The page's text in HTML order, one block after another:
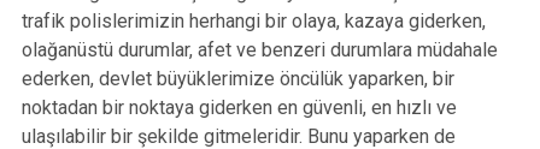
trafik polislerimizin herhangi bir olaya, kazaya giderken,
olağanüstü durumlar, afet ve benzeri durumlara müdahale
ederken, devlet büyüklerimize öncülük yaparken, bir
noktadan bir noktaya giderken en güvenli, en hızlı ve
ulaşılabilir bir şekilde gitmeleridir. Bunu yaparken de